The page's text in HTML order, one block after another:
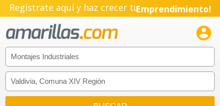
Regístrate aquí y haz crecer tuEmprendimiento!
